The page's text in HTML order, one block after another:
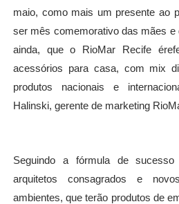
maio, como mais um presente ao p
ser mês comemorativo das mães
ainda, que o RioMar Recife é
acessórios para casa, com mix
produtos nacionais e
Halinski, gerente de marketing
Seguindo a fórmula de sucesso
arquitetos consagrados e
ambientes, que terão produtos de